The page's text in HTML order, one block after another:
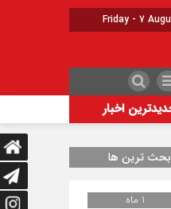
اخبار برای کشت دوم برنج
ترین ها
۱ ماه